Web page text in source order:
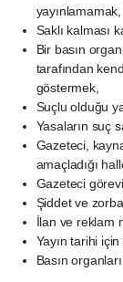
yayınlamamak,
Saklı kalması
Bir basın
tarafından
göstermek,
Suçlu olduğu
Yasaların suç
Gazeteci,
amaçladığı
Gazeteci
Şiddet ve
İlan ve reklam
Yayın tarihi
Basın